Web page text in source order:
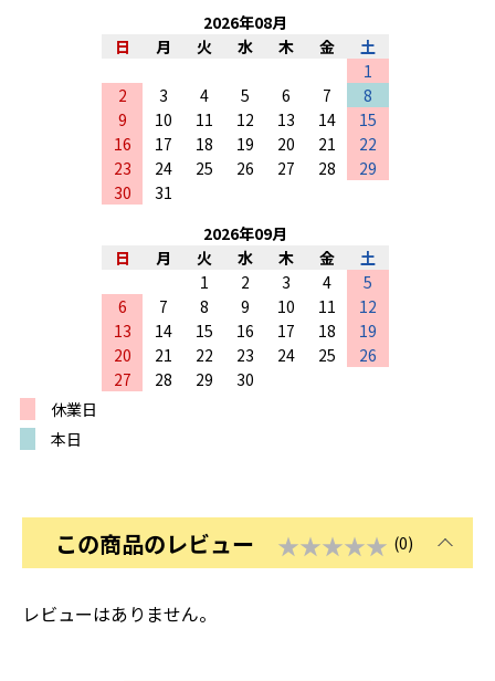
2026年08月
日
月 火 水 木 金
土
1
2
3 4 5 6 7
8
9
10 11 12 13 14
15
16
17 18 19 20 21
22
23
24 25 26 27 28
29
30
31
2026年09月
日
月 火 水 木 金
土
1
2 3 4
5
6
7 8 9 10 11
12
13
14 15 16 17 18
19
20
21 22 23 24 25
26
27
28 29
30
休業日
本日
この商品のレビュー ★★★★★ (0)
レビューはありません。